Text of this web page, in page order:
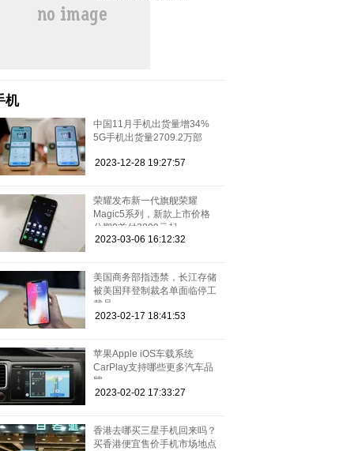
机
中国11月手机出货量增34%
5G手机出货量2709.2万部
2023-12-28 19:27:57
荣耀发布新一代旗舰荣耀
Magic5系列，新款上市价格
分期0首付3999元起
2023-03-06 16:12:32
美国商务部指违禁，长江存储
被美国拜登制裁名单面临停工
裁员
2023-02-17 18:41:53
苹果Apple iOS车载系统
CarPlay支持哪些更多汽车品
牌
2023-02-02 17:33:27
香港去哪买三星手机回来吗？
买香港便宜售价手机市场地点